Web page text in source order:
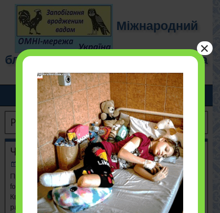
Міжнародний
благодійний фонд "ОМНІ-мережа
для дітей"
Рік: 2026
ЧОРНОБИЛЮ – 40!
21/04/2026
Програми ОМНІ-МЕРЕЖІ ДЛЯ ДІТЕЙ OMNI-Net Programs
for Children https://ukraineomni.org | omninetukr@gmail.com
Квітень 2026 ЧОРНОБИЛЮ – 40! ФАКТИ Чорнобильська
радіація зменшується. Частота деяких вроджених вад
×